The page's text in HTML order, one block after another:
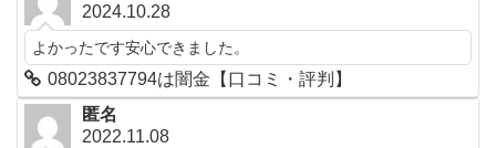
2024.10.28
よかったです安心できました。
08023837794は闇金【口コミ・評判】
匿名
2022.11.08